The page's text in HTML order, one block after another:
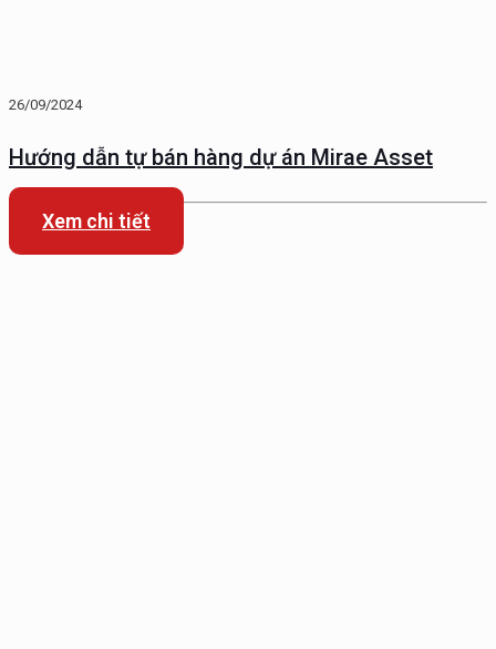
26/09/2024
Hướng dẫn tự bán hàng dự án Mirae Asset
Xem chi tiết